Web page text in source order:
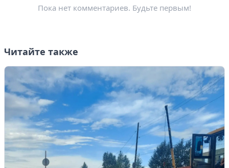
Пока нет комментариев. Будьте первым!
Читайте также